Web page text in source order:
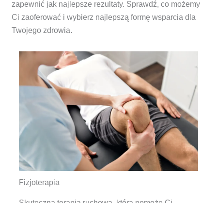
zapewnić jak najlepsze rezultaty. Sprawdź, co możemy
Ci zaoferować i wybierz najlepszą formę wsparcia dla
Twojego zdrowia.
Fizjoterapia